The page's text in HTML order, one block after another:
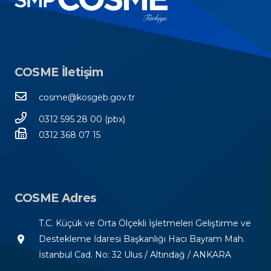
COSME İletişim
cosme@kosgeb.gov.tr
0312 595 28 00 (pbx)
0312 368 07 15
COSME Adres
room
T.C. Küçük ve Orta Ölçekli İşletmeleri Geliştirme ve
Destekleme İdaresi Başkanlığı Hacı Bayram Mah.
İstanbul Cad. No: 32 Ulus / Altındağ / ANKARA